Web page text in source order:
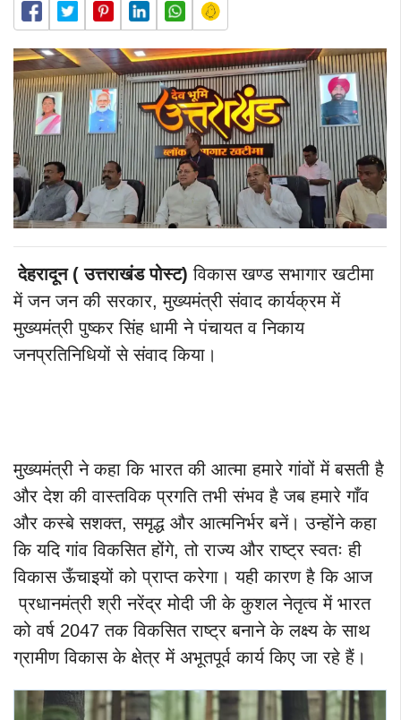
देहरादून ( उत्तराखंड पोस्ट)विकास खण्ड सभागार खटीमा
में जन जन की सरकार, मुख्यमंत्री संवाद कार्यक्रम में
मुख्यमंत्री पुष्कर सिंह धामी ने पंचायत व निकाय
जनप्रतिनिधियों से संवाद किया।
मुख्यमंत्री ने कहा कि भारत की आत्मा हमारे गांवों में बसती है
और देश की वास्तविक प्रगति तभी संभव है जब हमारे गाँव
और कस्बे सशक्त, समृद्ध और आत्मनिर्भर बनें। उन्होंने कहा
कि यदि गांव विकसित होंगे, तो राज्य और राष्ट्र स्वतः ही
विकास ऊँचाइयों को प्राप्त करेगा। यही कारण है कि आज
प्रधानमंत्री श्री नरेंद्र मोदी जी के कुशल नेतृत्व में भारत
को वर्ष 2047 तक विकसित राष्ट्र बनाने के लक्ष्य के साथ
ग्रामीण विकास के क्षेत्र में अभूतपूर्व कार्य किए जा रहे हैं।